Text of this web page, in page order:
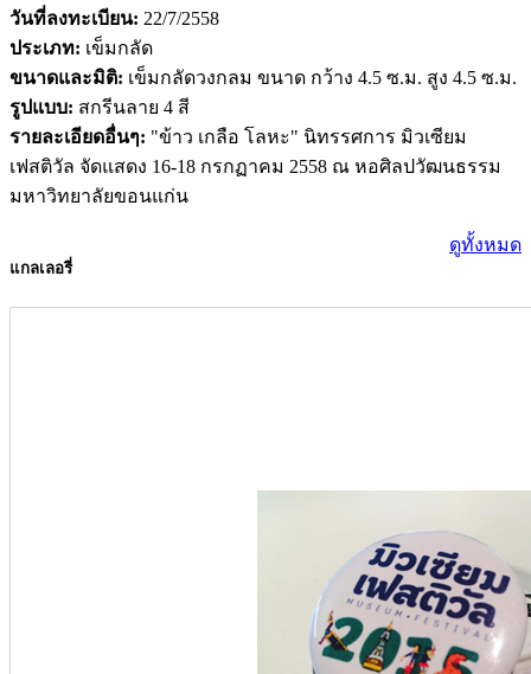
วันที่ลงทะเบียน: 22/7/2558
ประเภท: เข็มกลัด
ขนาดและมิติ: เข็มกลัดวงกลม ขนาด กว้าง 4.5 ซ.ม. สูง 4.5 ซ.ม.
รูปแบบ: สกรีนลาย 4 สี
รายละเอียดอื่นๆ: "ข้าว เกลือ โลหะ" นิทรรศการ มิวเซียม
เฟสติวัล จัดแสดง 16-18 กรกฏาคม 2558 ณ หอศิลปวัฒนธรรม
มหาวิทยาลัยขอนแก่น
แกลเลอรี่
ดูทั้งหมด